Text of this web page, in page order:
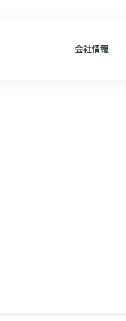
会社情報